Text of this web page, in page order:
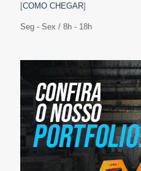
[COMO CHEGAR]
Seg - Sex / 8h - 18h